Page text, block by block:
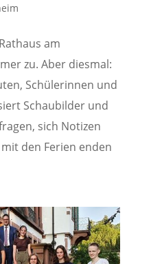
am
zu. Aber diesmal:
Schülerinnen und
Schaubilder und
sich Notizen
den Ferien enden